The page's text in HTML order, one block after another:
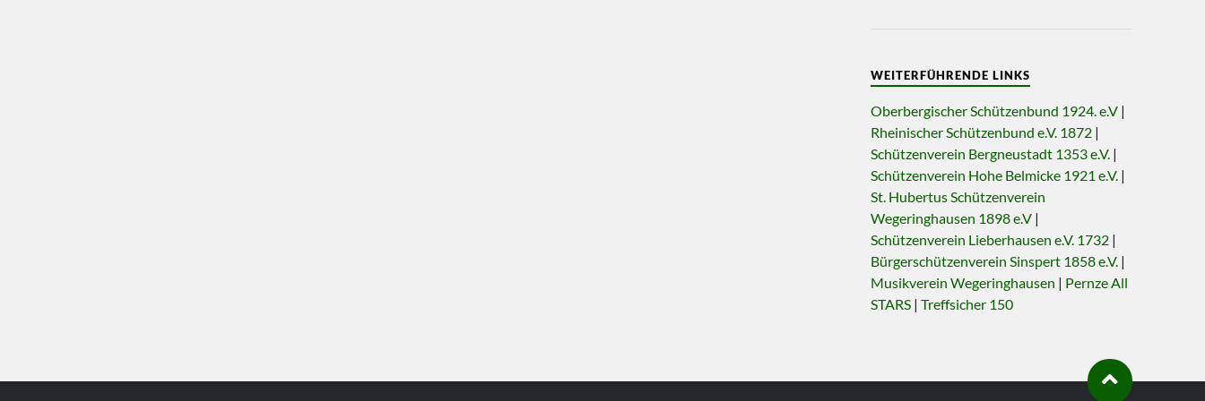
WEITERFÜHRENDE LINKS
Oberbergischer Schützenbund 1924. e.V|
Rheinischer Schützenbund e.V. 1872|
Schützenverein Bergneustadt 1353 e.V.|
Schützenverein Hohe Belmicke 1921 e.V.|
St. Hubertus Schützenverein
Wegeringhausen 1898 e.V|
Schützenverein Lieberhausen e.V. 1732|
Bürgerschützenverein Sinspert 1858 e.V.|
Musikverein Wegeringhausen | Pernze All
STARS| Treffsicher 150